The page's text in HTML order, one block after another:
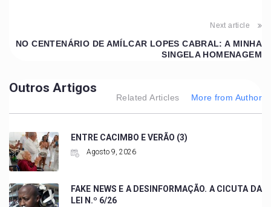
Next article
NO CENTENÁRIO DE AMÍLCAR LOPES CABRAL: A MINHA
SINGELA HOMENAGEM
Outros Artigos
Related Articles More from Author
ENTRE CACIMBO E VERÃO (3)
Agosto 9, 2026
FAKE NEWS E A DESINFORMAÇÃO. A CICUTA DA
LEI N.º 6/26